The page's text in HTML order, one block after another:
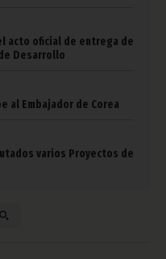
acto oficial de entrega de
Desarrollo
al Embajador de Corea
varios Proyectos de